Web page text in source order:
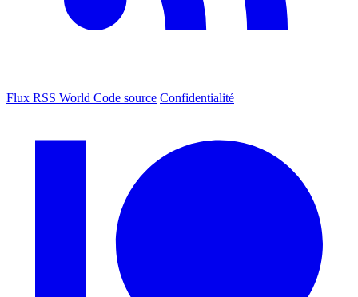
Flux RSS World Code source Confidentialité